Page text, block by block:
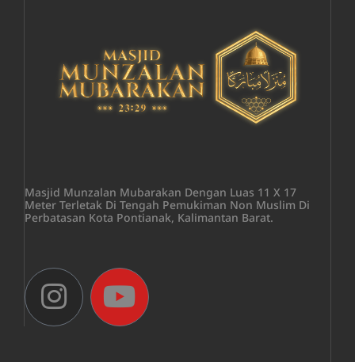
Masjid Munzalan Mubarakan Dengan Luas 11 X 17
Meter Terletak Di Tengah Pemukiman Non Muslim Di
Perbatasan Kota Pontianak, Kalimantan Barat.